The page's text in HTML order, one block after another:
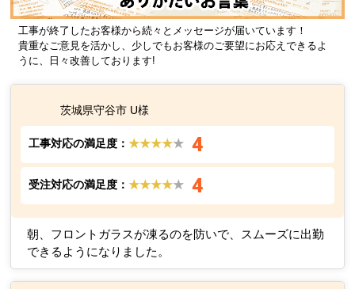
工事が終了したお客様から続々とメッセージが届いています！
貴重なご意見を活かし、少しでもお客様のご要望にお応えできるよ
うに、日々改善しております!
茨城県守谷市 U様
工事対応の満足度：★★★★★ 4
受注対応の満足度：★★★★★ 4
朝、フロントガラスが凍るのを防いで、スムーズに出勤
できるようになりました。